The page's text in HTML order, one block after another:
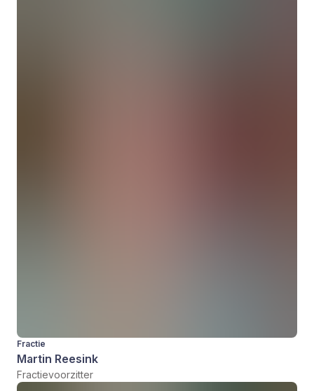
Fractie
Martin Reesink
Fractievoorzitter